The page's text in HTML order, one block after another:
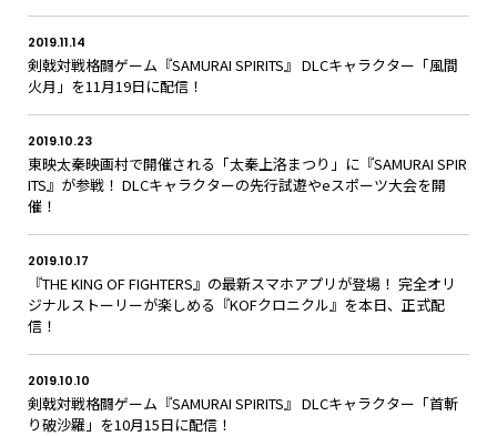
2019.11.14
剣戟対戦格闘ゲーム『SAMURAI SPIRITS』 DLCキャラクター「風間
火月」を11月19日に配信！
2019.10.23
東映太秦映画村で開催される「太秦上洛まつり」に『SAMURAI SPIR
ITS』が参戦！ DLCキャラクターの先行試遊やeスポーツ大会を開
催！
2019.10.17
『THE KING OF FIGHTERS』の最新スマホアプリが登場！ 完全オリ
ジナルストーリーが楽しめる『KOFクロニクル』を本日、正式配
信！
2019.10.10
剣戟対戦格闘ゲーム『SAMURAI SPIRITS』 DLCキャラクター「首斬
り破沙羅」を10月15日に配信！